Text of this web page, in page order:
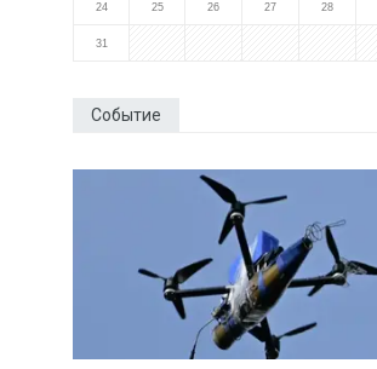
24 25 26 27 28
31
Событие